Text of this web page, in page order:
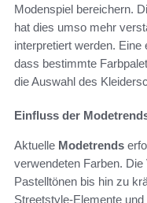
Modenspiel bereichern.
hat dies umso mehr
interpretiert werden. Eine
dass bestimmte
die Auswahl des
Einfluss der
Aktuelle Modetrends
verwendeten Farben.
Pastelltönen bis hin zu
Streetstyle-Elemente